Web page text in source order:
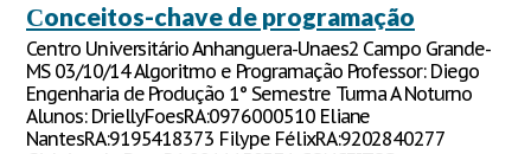
Сonceitos-chave de programação
Centro Universitário Anhanguera-Unaes2 Campo Grande-
MS 03/10/14 Algoritmo e Programação Professor: Diego
Engenharia de Produção 1° Semestre Turma A Noturno
Alunos: DriellyFoesRA:0976000510 Eliane
NantesRA:9195418373 Filype FélixRA:9202840277